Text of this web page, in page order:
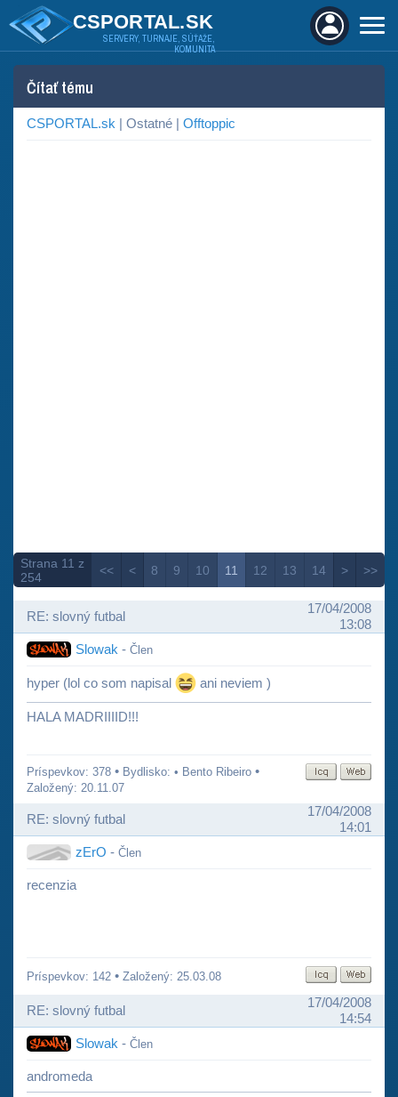
CSPORTAL.SK
SERVERY, TURNAJE, SÚŤAŽE,
KOMUNITA
Čítať tému
CSPORTAL.sk | Ostatné | Offtoppic
Strana 11 z
254
<< < 8 9 10 11 12 13 14 > >>
RE: slovný futbal
17/04/2008
13:08
Slowak - Člen
hyper (lol co som napisal ani neviem )
HALA MADRIIIID!!!
Príspevkov: 378 • Bydlisko: • Bento Ribeiro •
Založený: 20.11.07
RE: slovný futbal
17/04/2008
14:01
zErO - Člen
recenzia
Príspevkov: 142 • Založený: 25.03.08
RE: slovný futbal
17/04/2008
14:54
Slowak - Člen
andromeda